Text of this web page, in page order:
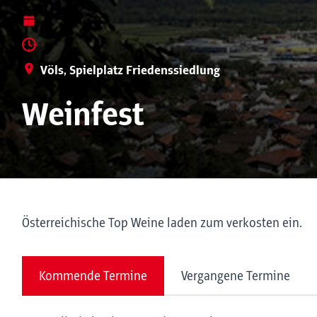
Völs, Spielplatz Friedenssiedlung
Weinfest
Österreichische Top Weine laden zum verkosten ein.
Kommende Termine Vergangene Termine